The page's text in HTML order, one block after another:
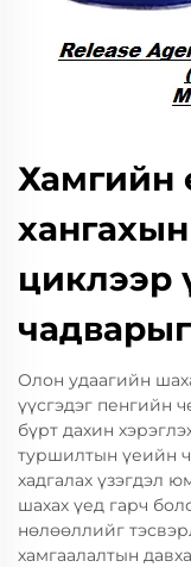
Хамгийн
циклээр
Олон удаагийн
үүсгэдэг пенгийн
бүрт дахин
туршилтын үеийн
хадгалах үзэгдэл
шахах үед гарч
нөлөөллийг
хамгаалалтын